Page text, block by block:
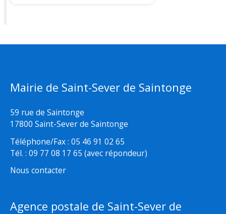
Mairie de Saint-Sever de Saintonge
59 rue de Saintonge
17800 Saint-Sever de Saintonge
Téléphone/Fax : 05 46 91 02 65
Tél. : 09 77 08 17 65 (avec répondeur)
Nous contacter
Agence postale de Saint-Sever de